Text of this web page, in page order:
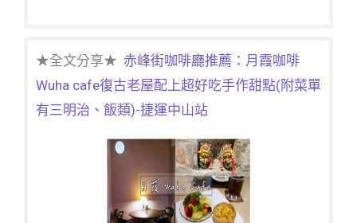
★全文分享★ 赤峰街咖啡廳推薦：月霞咖啡
Wuha cafe復古老屋配上超好吃手作甜點(附菜單
有三明治、飯類)-捷運中山站